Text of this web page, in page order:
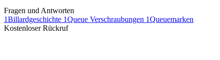
Fragen und Antworten
1Billardgeschichte 1Queue Verschraubungen 1Queuemarken
Kostenloser Rückruf